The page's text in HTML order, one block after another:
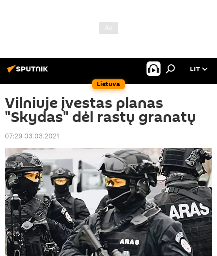
Lietuva
LIT
Vilniuje įvestas planas
"Skydas" dėl rastų granatų
07:29 03.03.2021